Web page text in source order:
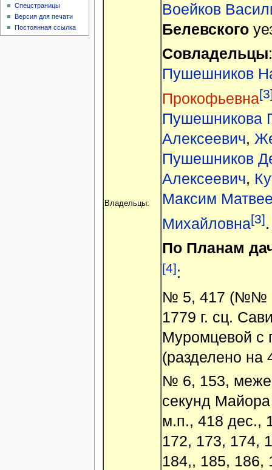
Владельцы:
Воейков
Белевского
Совладельцы
Пушешников
Прокофьевна
Пушешникова
Алексеевич,
Пушешников
Алексеевич,
Максим
Михайловна[3].
По Планам
[4]:
№ 5, 417 (№№
1779 г. сц.
Муромцевой с
(разделено на
№ 6, 153,
секунд
м.п., 418 дес.,
172, 173, 174,
184,, 185, 186,
Спецстраницы
Версия для печати
Постоянная ссылка